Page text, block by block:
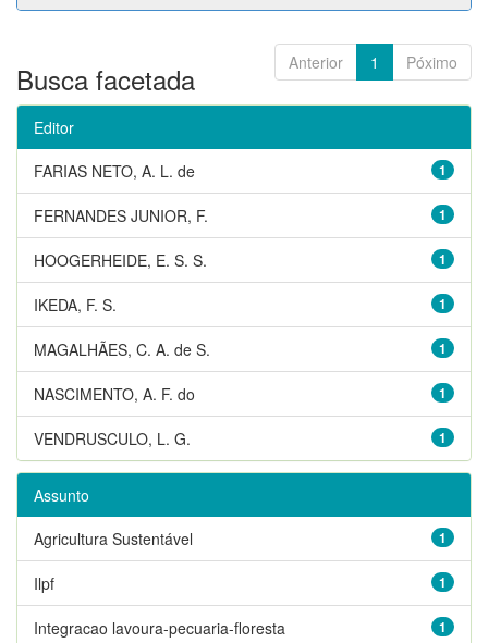
Anterior 1 Póximo
Busca facetada
Editor
1
FARIAS NETO, A. L. de
1
FERNANDES JUNIOR, F.
1
HOOGERHEIDE, E. S. S.
1
IKEDA, F. S.
1
MAGALHÃES, C. A. de S.
1
NASCIMENTO, A. F. do
1
VENDRUSCULO, L. G.
Assunto
1
Agricultura Sustentável
1
Ilpf
1
Integracao lavoura-pecuaria-floresta